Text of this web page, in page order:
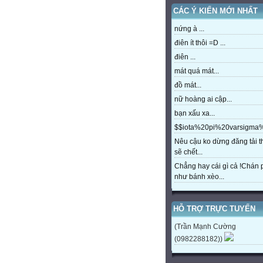
CÁC Ý KIẾN MỚI NHẤT
nứng à ...
điên ít thôi =D ...
điên ...
mát quá mát...
đồ mát...
nữ hoàng ai cập...
bạn xấu xa...
Nêu cậu ko dừng đăng tải
sẽ chết...
Chẳng hay cái gì cả !Chán
như bánh xèo...
HỖ TRỢ TRỰC TUYẾN
(Trần Mạnh Cường
(0982288182))